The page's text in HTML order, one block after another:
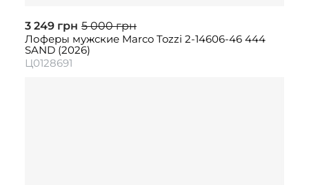
3 249 грн 5 000 грн
Лоферы мужские Marco Tozzi 2-14606-46 444
SAND (2026)
Ц0128691